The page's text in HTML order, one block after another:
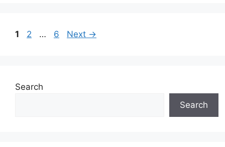
Page
1 Page
2 … Page
6 Next →
Search
Search